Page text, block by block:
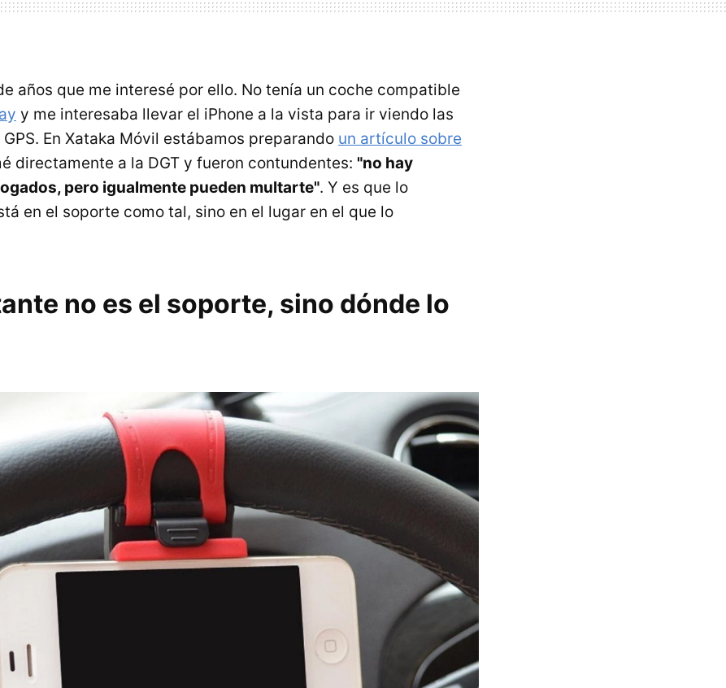
años que me interesé por ello. No tenía un coche compatible
y me interesaba llevar el iPhone a la vista para ir viendo las
En Xataka Móvil estábamos preparando un artículo sobre
directamente a la DGT y fueron contundentes: "no hay
pero igualmente pueden multarte". Y es que lo
en el soporte como tal, sino en el lugar en el que lo
no es el soporte, sino dónde lo